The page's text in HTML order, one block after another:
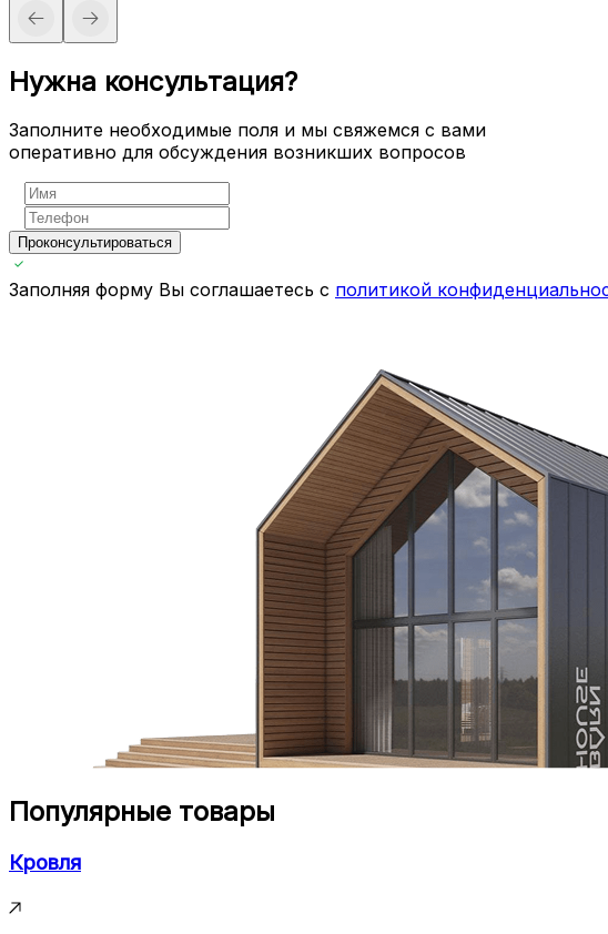
Нужна консультация?
Заполните необходимые поля и мы свяжемся с вами
оперативно для обсуждения возникших вопросов
Проконсультироваться
Заполняя форму Вы соглашаетесь с политикой
Популярные товары
Кровля